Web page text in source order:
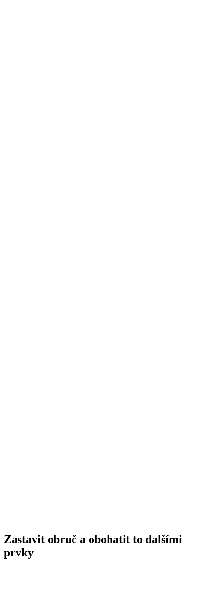
Zastavit obruč a obohatit to dalšími
prvky